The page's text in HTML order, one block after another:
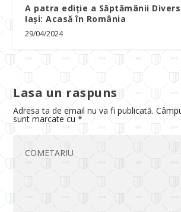
A patra ediție a Săptămânii
Iași: Acasă în România
29/04/2024
Lasa un raspuns
Adresa ta de email nu va fi publicată.
sunt marcate cu*